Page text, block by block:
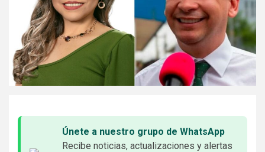
Únete a nuestro grupo de WhatsApp
Recibe noticias, actualizaciones y alertas